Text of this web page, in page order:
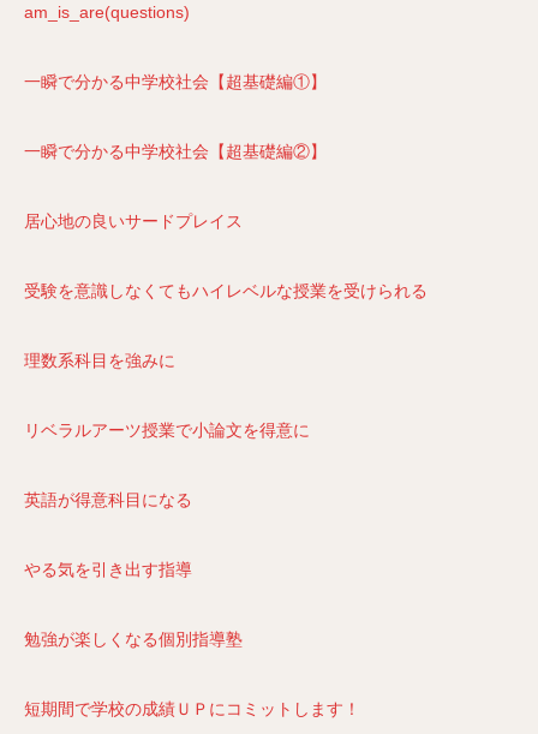
am_is_are(questions)
一瞬で分かる中学校社会【超基礎編①】
一瞬で分かる中学校社会【超基礎編②】
居心地の良いサードプレイス
受験を意識しなくてもハイレベルな授業を受けられる
理数系科目を強みに
リベラルアーツ授業で小論文を得意に
英語が得意科目になる
やる気を引き出す指導
勉強が楽しくなる個別指導塾
短期間で学校の成績ＵＰにコミットします！